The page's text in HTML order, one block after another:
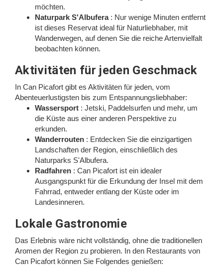
möchten.
Naturpark S'Albufera: Nur wenige Minuten entfernt
ist dieses Reservat ideal für Naturliebhaber, mit
Wanderwegen, auf denen Sie die reiche Artenvielfalt
beobachten können.
Aktivitäten für jeden Geschmack
In Can Picafort gibt es Aktivitäten für jeden, vom
Abenteuerlustigsten bis zum Entspannungsliebhaber:
Wassersport : Jetski, Paddelsurfen und mehr, um
die Küste aus einer anderen Perspektive zu
erkunden.
Wanderrouten : Entdecken Sie die einzigartigen
Landschaften der Region, einschließlich des
Naturparks S'Albufera.
Radfahren : Can Picafort ist ein idealer
Ausgangspunkt für die Erkundung der Insel mit dem
Fahrrad, entweder entlang der Küste oder im
Landesinneren.
Lokale Gastronomie
Das Erlebnis wäre nicht vollständig, ohne die traditionellen
Aromen der Region zu probieren. In den Restaurants von
Can Picafort können Sie Folgendes genießen: